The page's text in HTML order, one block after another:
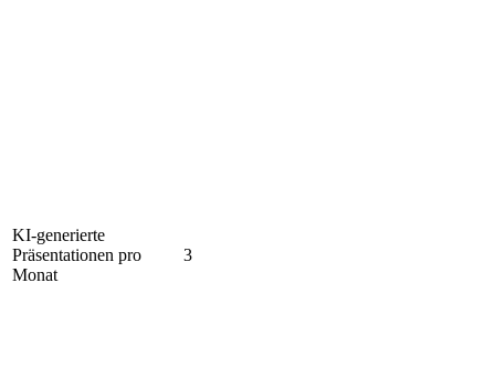
KI-generierte
Präsentationen pro
Monat
3